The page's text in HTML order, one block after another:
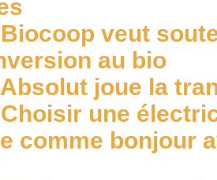
Biocoop veut
au bio
Absolut joue la
Choisir une
comme bonjour